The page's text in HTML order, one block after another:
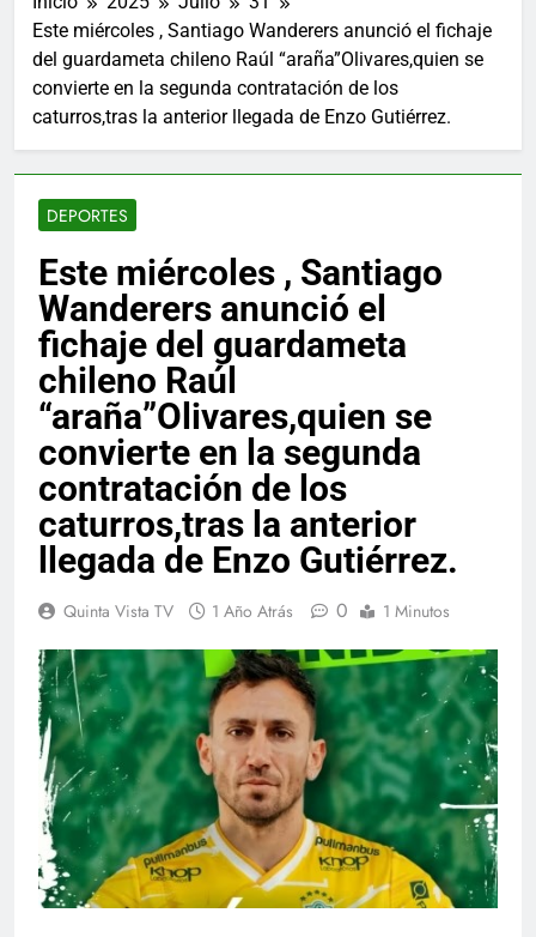
Este miércoles , Santiago Wanderers anunció el fichaje
del guardameta chileno Raúl “araña”Olivares,quien se
convierte en la segunda contratación de los
caturros,tras la anterior llegada de Enzo Gutiérrez.
DEPORTES
Este miércoles , Santiago
Wanderers anunció el
fichaje del guardameta
chileno Raúl
“araña”Olivares,quien se
convierte en la segunda
contratación de los
caturros,tras la anterior
llegada de Enzo Gutiérrez.
Quinta Vista TV 1 Año Atrás 0 1 Minutos